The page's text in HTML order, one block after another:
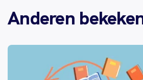
Anderen